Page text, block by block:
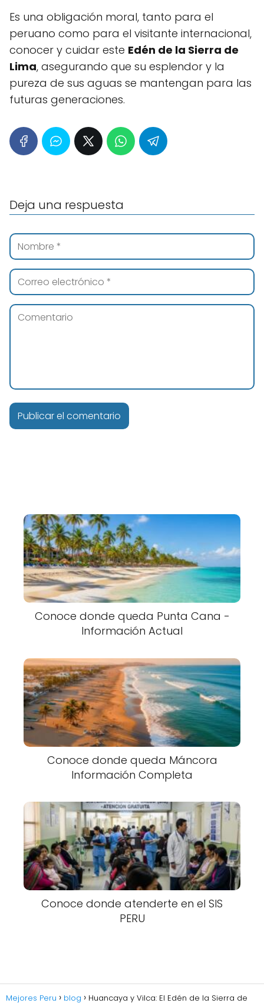
Es una obligación moral, tanto para el
peruano como para el visitante internacional,
conocer y cuidar este Edén de la Sierra de
Lima, asegurando que su esplendor y la
pureza de sus aguas se mantengan para las
futuras generaciones.
Deja una respuesta
Conoce donde queda Punta Cana -
Información Actual
Conoce donde queda Máncora
Información Completa
Conoce donde atenderte en el SIS
PERU
Mejores Peru blog Huancaya y Vilca: El Edén de la Sierra de